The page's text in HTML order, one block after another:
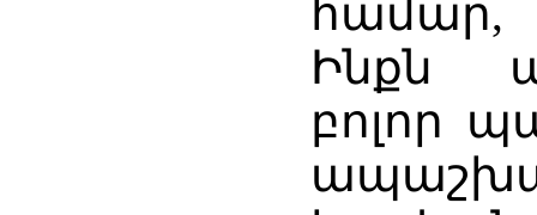
համար,
Ինքն
բոլոր